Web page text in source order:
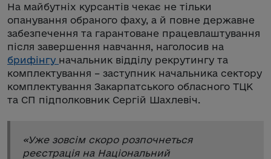
На майбутніх курсантів чекає не тільки
опанування обраного фаху, а й повне державне
забезпечення та гарантоване працевлаштування
після завершення навчання, наголосив на
брифінгу начальник відділу рекрутингу та
комплектування – заступник начальника сектору
комплектування Закарпатського обласного ТЦК
та СП підполковник Сергій Шахлевіч.
«Уже зовсім скоро розпочнеться
реєстрація на Національний